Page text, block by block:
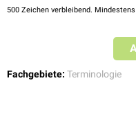
500 Zeichen verbleibend.
Fachgebiete: Terminologie